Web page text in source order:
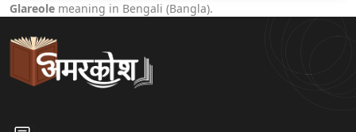
Glareole meaning in Bengali (Bangla).